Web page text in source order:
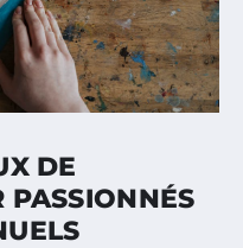
DE
PASSIONNÉS